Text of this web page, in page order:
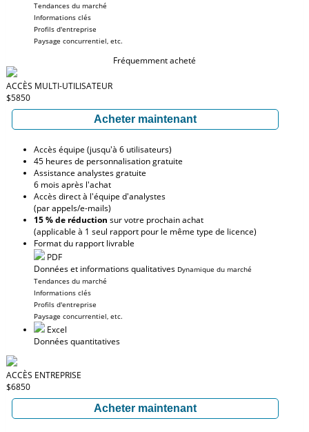
Tendances du marché
Informations clés
Profils d'entreprise
Paysage concurrentiel, etc.
Fréquemment acheté
ACCÈS MULTI-UTILISATEUR
$5850
Acheter maintenant
Accès équipe (jusqu'à 6 utilisateurs)
45 heures de personnalisation gratuite
Assistance analystes gratuite
6 mois après l'achat
Accès direct à l'équipe d'analystes
(par appels/e-mails)
15 % de réduction sur votre prochain achat
(applicable à 1 seul rapport pour le même type de licence)
Format du rapport livrable
PDF
Données et informations qualitatives Dynamique du marché
Tendances du marché
Informations clés
Profils d'entreprise
Paysage concurrentiel, etc.
Excel
Données quantitatives
ACCÈS ENTREPRISE
$6850
Acheter maintenant